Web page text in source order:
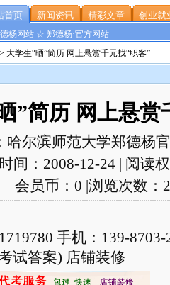
首页 新闻资讯 精彩文章 创业就
杨网站 ☆ 郑德杨·官方网站
大学生“晒”简历 网上悬赏千元找“职客”
”简历 网上悬赏
哈尔滨师范大学郑德杨
间：2008-12-24 | 阅读
会员币：0 |浏览次数：
手机：139-
试答案) 店铺装修